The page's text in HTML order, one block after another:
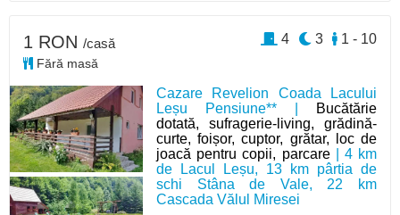
Cazare Revelion Coada Lacului
Leșu Pensiune** |
Bucătărie
dotată, sufragerie-living, grădină-
curte, foișor, cuptor, grătar, loc de
joacă pentru copii, parcare| 4 km
de Lacul Leșu, 13 km pârtia de
schi Stâna de Vale, 22 km
Cascada Vălul Miresei
1 RON /casă
Fără masă
1 - 10
3
4